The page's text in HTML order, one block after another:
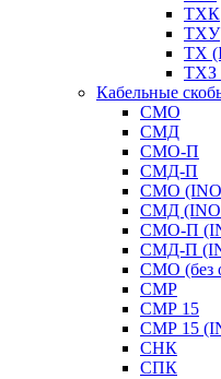
ТХК
ТХУ
ТХ
ТХЗ
Кабельные
СМО
СМД
СМО-П
СМД-П
СМО
СМД
СМО-П
СМД-П
СМО (без
СМР
СМР 15
СМР 15
СНК
СПК